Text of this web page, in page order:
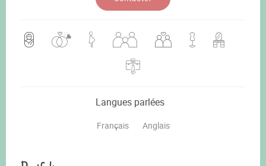
Langues parlées
Français Anglais